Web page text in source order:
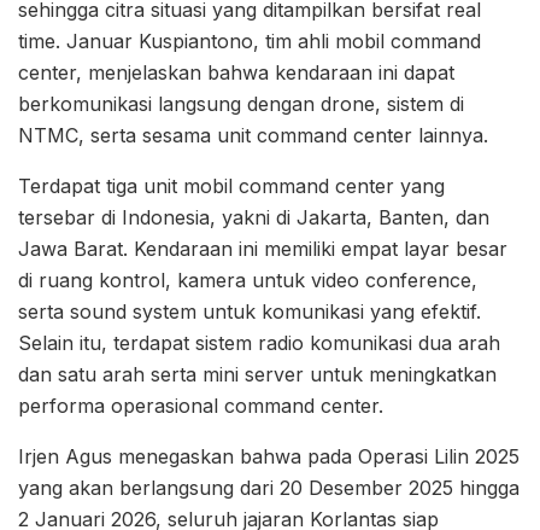
sehingga citra situasi yang ditampilkan bersifat real
time. Januar Kuspiantono, tim ahli mobil command
center, menjelaskan bahwa kendaraan ini dapat
berkomunikasi langsung dengan drone, sistem di
NTMC, serta sesama unit command center lainnya.
Terdapat tiga unit mobil command center yang
tersebar di Indonesia, yakni di Jakarta, Banten, dan
Jawa Barat. Kendaraan ini memiliki empat layar besar
di ruang kontrol, kamera untuk video conference,
serta sound system untuk komunikasi yang efektif.
Selain itu, terdapat sistem radio komunikasi dua arah
dan satu arah serta mini server untuk meningkatkan
performa operasional command center.
Irjen Agus menegaskan bahwa pada Operasi Lilin 2025
yang akan berlangsung dari 20 Desember 2025 hingga
2 Januari 2026, seluruh jajaran Korlantas siap